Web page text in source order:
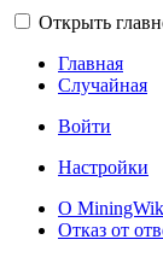
Открыть
Главная
Случайная
Войти
Настройки
О
Отказ от